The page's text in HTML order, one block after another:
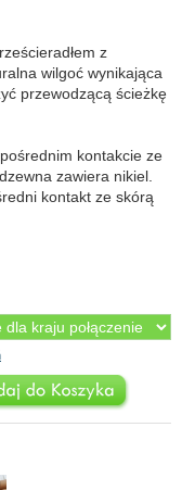
z
wilgoć wynikająca
przewodzącą ścieżkę
kontakcie ze
zawiera nikiel.
kontakt ze skórą